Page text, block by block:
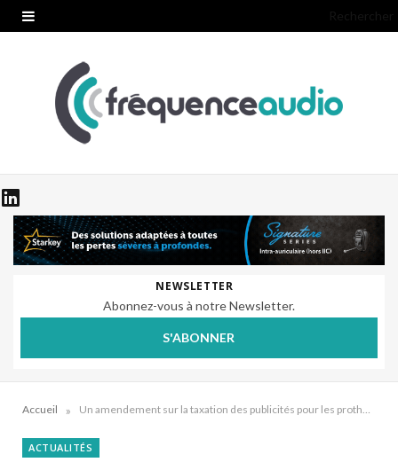
NEWSLETTER
Abonnez-vous à notre Newsletter.
S'ABONNER
Accueil » Un amendement sur la taxation des publicités pour les prothèses auditives adopté à l’Assemblée Nationale
ACTUALITÉS